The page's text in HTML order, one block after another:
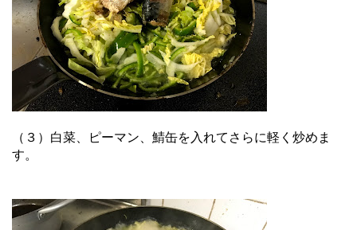
（３）白菜、ピーマン、鯖缶を入れてさらに軽く炒めま
す。